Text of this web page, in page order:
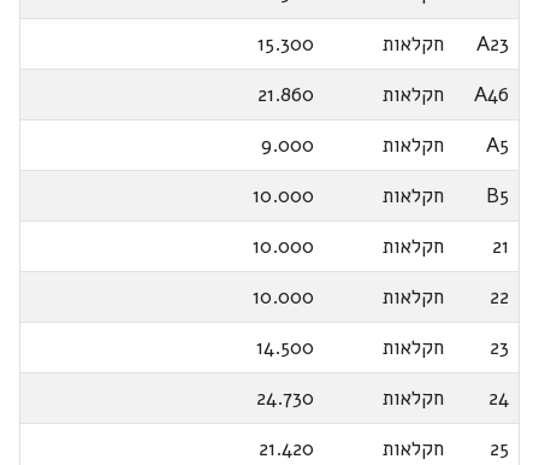
A23
חקלאות
15.300
A46
חקלאות
21.860
A5
חקלאות
9.000
B5
חקלאות
10.000
21
חקלאות
10.000
22
חקלאות
10.000
23
חקלאות
14.500
24
חקלאות
24.730
25
חקלאות
21.420